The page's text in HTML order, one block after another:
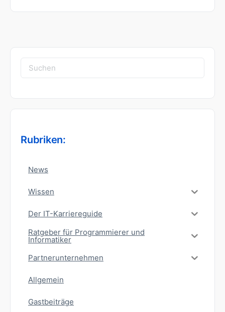
Suchen
nach:
Rubriken:
News
Wissen
Der IT-Karriereguide
Ratgeber für Programmierer und
Informatiker
Partnerunternehmen
Allgemein
Gastbeiträge